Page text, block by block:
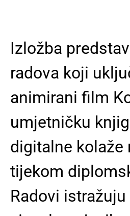
Izložba
radova koji
animirani film
umjetničku
digitalne kolaže
tijekom
Radovi